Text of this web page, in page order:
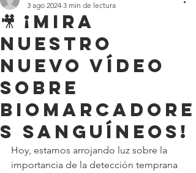
🎥 ¡Mira
nuestro
nuevo vídeo
sobre
biomarcadore
s sanguíneos!
3 ago 2024 3 min de lectura
Hoy, estamos arrojando luz sobre la
importancia de la detección temprana